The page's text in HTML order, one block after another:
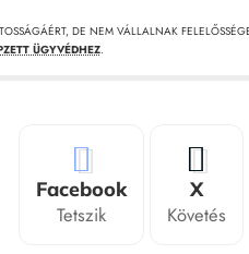
DE NEM VÁLLALNAK
ÜGYVÉDHEZ.
Facebook
Tetszik
X
Követés